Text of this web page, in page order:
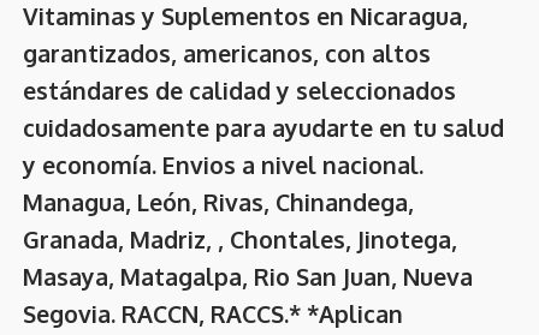
Vitaminas y Suplementos en Nicaragua,
garantizados, americanos, con altos
estándares de calidad y seleccionados
cuidadosamente para ayudarte en tu salud
y economía. Envios a nivel nacional.
Managua, León, Rivas, Chinandega,
Granada, Madriz, , Chontales, Jinotega,
Masaya, Matagalpa, Rio San Juan, Nueva
Segovia. RACCN, RACCS.* *Aplican